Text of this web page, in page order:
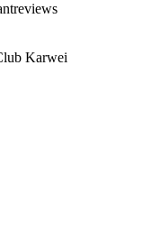
Karwei